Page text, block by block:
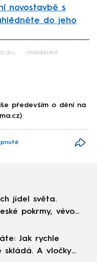
novostavbě s
do jeho
manželství
především o dění na
jídel světa.
pokrmy, vévodí
Jak rychle
skládá. A vločky